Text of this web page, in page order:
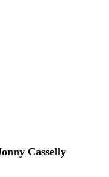
Casselly